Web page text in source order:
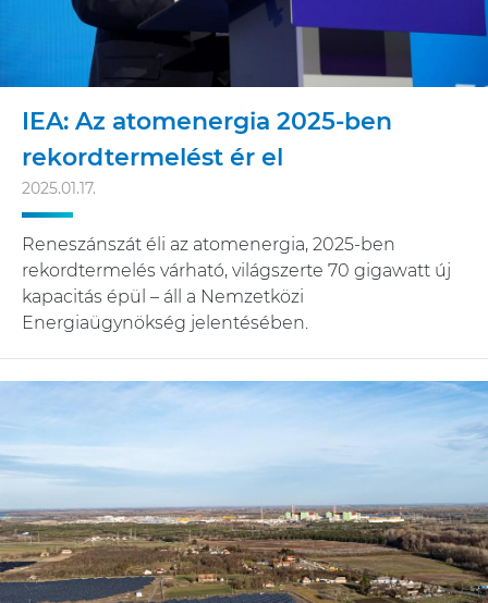
IEA: Az atomenergia 2025-ben
rekordtermelést ér el
2025.01.17.
Reneszánszát éli az atomenergia, 2025-ben
rekordtermelés várható, világszerte 70 gigawatt új
kapacitás épül – áll a Nemzetközi
Energiaügynökség jelentésében.